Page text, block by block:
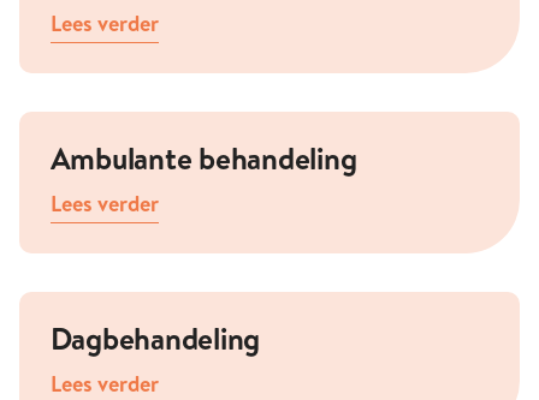
Lees verder
Ambulante behandeling
Lees verder
Dagbehandeling
Lees verder